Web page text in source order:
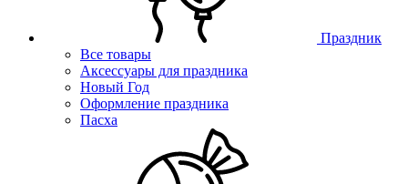
Праздник
Все товары
Аксессуары для праздника
Новый Год
Оформление праздника
Пасха